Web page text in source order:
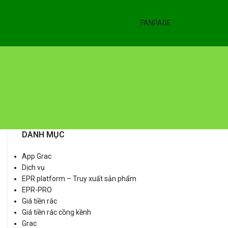
FANPAGE
DANH MỤC
App Grac
Dịch vụ
EPR platform – Truy xuất sản phẩm
EPR-PRO
Giá tiền rác
Giá tiền rác cồng kềnh
Grac